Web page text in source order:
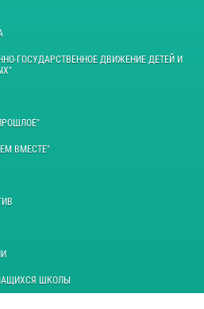
ГОСУДАРСТВЕННОЕ ДВИЖЕНИЕ ДЕТЕЙ И
ВМЕСТЕ"
ШКОЛЫ